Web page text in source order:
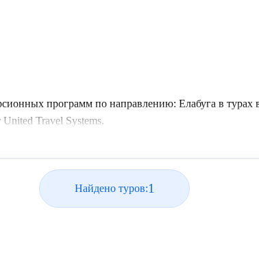
программ по направлению: Елабуга в
Travel Systems.
Найдено туров:1